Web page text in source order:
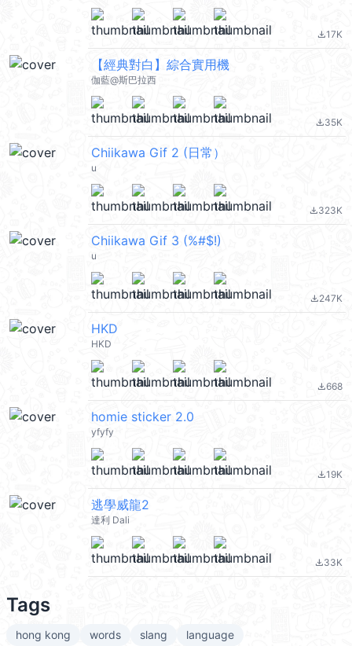
file_download17K
【經典對白】綜合實用機
伽藍@斯巴拉西
file_download35K
Chiikawa Gif 2 (日常）
u
file_download323K
Chiikawa Gif 3 (%#$!)
u
file_download247K
HKD
HKD
file_download668
homie sticker 2.0
yfyfy
file_download19K
逃學威龍2
達利 Dali
file_download33K
Tags
hong kong words slang language